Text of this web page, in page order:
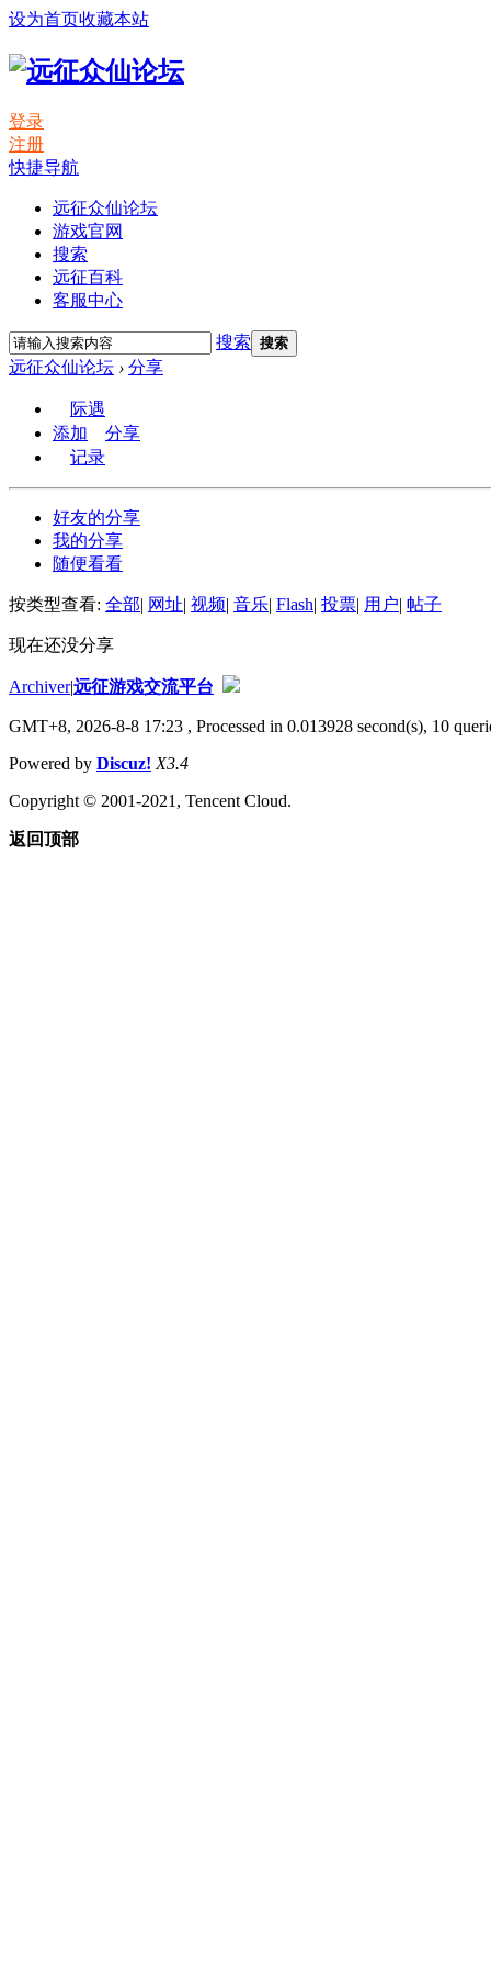
设为首页收藏本站
登录
注册
快捷导航
远征众仙论坛
游戏官网
搜索
远征百科
客服中心
搜索 搜索
远征众仙论坛 › 分享
际遇
添加
分享
记录
好友的分享
我的分享
随便看看
按类型查看: 全部| 网址| 视频| 音乐| Flash| 投票| 用户| 帖子
现在还没分享
Archiver|远征游戏交流平台
GMT+8, 2026-8-8 17:23 , Processed in 0.013928 second(s), 10
Powered by Discuz! X3.4
Copyright © 2001-2021, Tencent Cloud.
返回顶部